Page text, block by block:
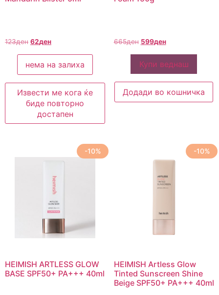
123ден 62ден
нема на залиха
Извести ме кога ќе
биде повторно
достапен
665ден 599ден
Купи веднаш
Додади во кошничка
-10%
HEIMISH ARTLESS GLOW
BASE SPF50+ PA+++ 40ml
-10%
HEIMISH Artless Glow
Tinted Sunscreen Shine
Beige SPF50+ PA+++ 40ml